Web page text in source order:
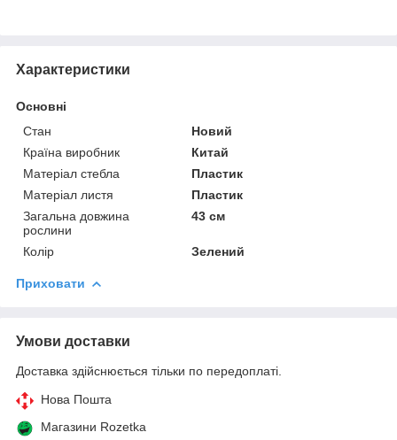
Характеристики
Основні
Стан
Новий
Країна виробник
Китай
Матеріал стебла
Пластик
Матеріал листя
Пластик
Загальна довжина
рослини
43 см
Колір Зелений
Приховати
Умови доставки
Доставка здійснюється тільки по передоплаті.
Нова Пошта
Магазини Rozetka